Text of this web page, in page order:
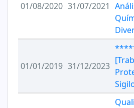
01/08/2020 31/07/2021
01/01/2019 31/12/2023